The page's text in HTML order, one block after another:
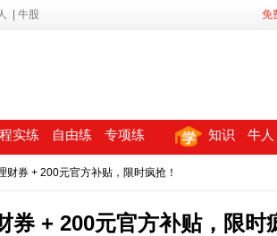
牛股 免
实练 自由练 专项练 知识 牛人
财券 + 200元官方补贴，限时疯抢！
券 + 200元官方补贴，限时